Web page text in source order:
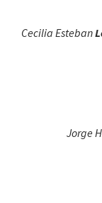
Cecilia Esteban
Jorge